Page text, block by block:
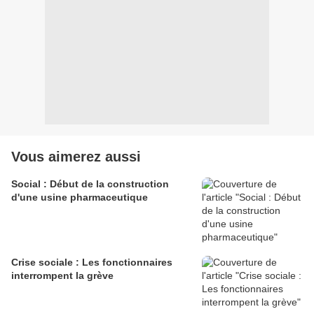
Vous aimerez aussi
Social : Début de la construction
d'une usine pharmaceutique
Crise sociale : Les fonctionnaires
interrompent la grève